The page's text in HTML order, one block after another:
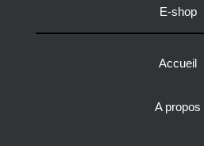
E-shop
Accueil
A propos